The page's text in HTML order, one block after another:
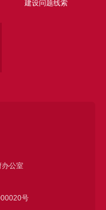
建设问题线索
办公室
号